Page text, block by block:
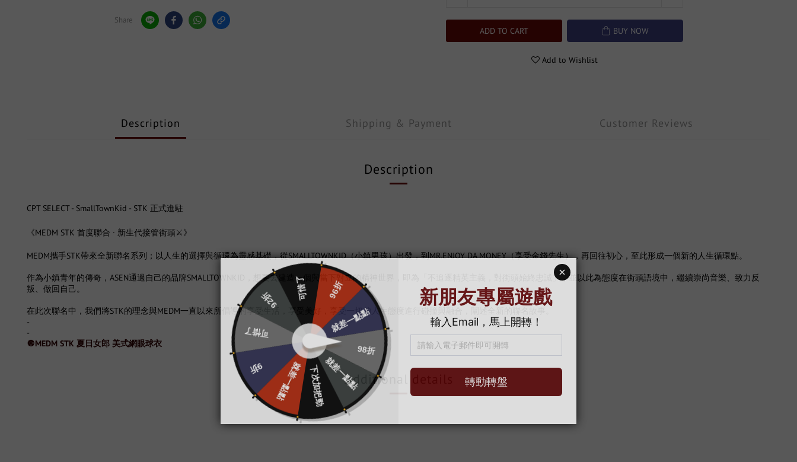
Share
ADD TO CART BUY NOW
Add to Wishlist
Description Shipping & Payment Customer Reviews
Description
CPT SELECT - SmallTownKid - STK 正式進駐
《MEDM STK 首度聯合 · 新生代接管街頭⚔️》
MEDM攜手STK帶來全新聯名系列；以人生的選擇與循環為靈感基礎，從SMALLTOWNKID（小鎮男孩）出發，到MR.ENJOY DA MONEY（享受金錢先生），再回往初心，至此形成一個新的人生循環點。
作為小鎮青年的傳奇，ASEN通過自己的品牌SMALLTOWNKID，想要去建造一個與當下對立的精神世界，即為「不追逐精英主義，對街頭始終忠誠」，並以此為態度在街頭語境中，繼續崇尚音樂、致力反
叛、做回自己。
在此次聯名中，我們將STK的理念與MEDM一直以來所倡導的享受生活，享受美好，享受一切的人生態度進行碰撞與融合，闡述全新的聯名故事。
-
-
🔘MEDM STK 夏日女郎 美式網眼球衣
Additional details